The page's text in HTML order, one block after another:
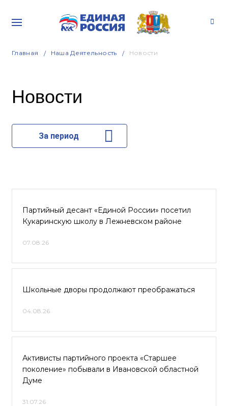
Главная Наша Деятельность Новости
Новости
За период
Партийный десант «Единой России» посетил
Кукаринскую школу в Лежневском районе
07.08.26
Школьные дворы продолжают преображаться
04.08.26
Активисты партийного проекта «Старшее
поколение» побывали в Ивановской областной
Думе
31.07.26